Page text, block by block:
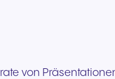
von